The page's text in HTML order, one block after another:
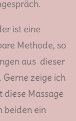
ist eine
Methode, so
aus dieser
zeige ich
diese Massage
beiden ein